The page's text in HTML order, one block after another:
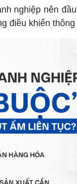
nghiệp nên
điều khiển